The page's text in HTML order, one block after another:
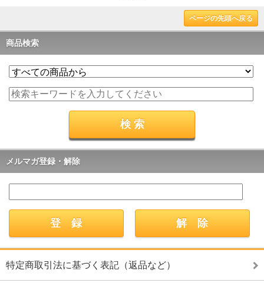
ページの先頭へ戻る
商品検索
メルマガ登録・解除
特定商取引法に基づく表記（返品など）